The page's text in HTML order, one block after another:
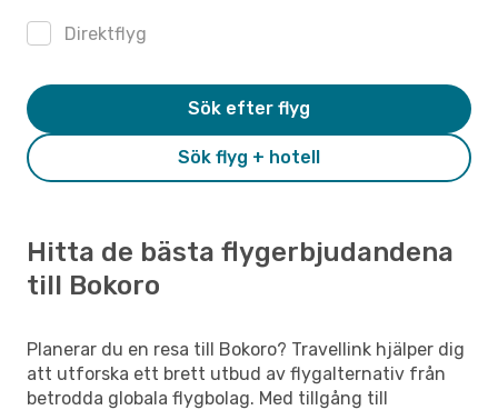
Direktflyg
Sök flyg + hotell
Sök efter flyg
Hitta de bästa flygerbjudandena
till Bokoro
Planerar du en resa till Bokoro? Travellink hjälper dig
att utforska ett brett utbud av flygalternativ från
betrodda globala flygbolag. Med tillgång till